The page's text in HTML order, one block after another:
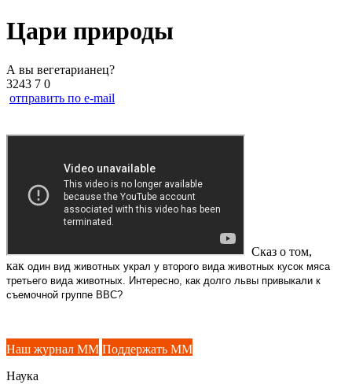
Цари природы
А вы вегетарианец?
3243 7 0
отправить по e-mail
Сказ о том,
как один вид животных украл у второго вида животных кусок мяса
третьего вида животных. Интересно, как долго львы привыкали к
съемочной группе BBC?
Наш журнал ММ Поддержать ММ
Наука